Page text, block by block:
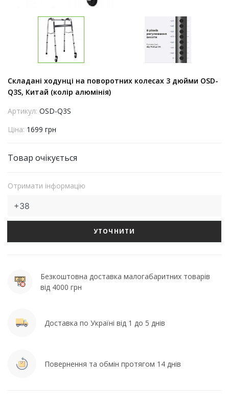
Складані ходунці на поворотних колесах 3 дюйми OSD-
Q3S, Китай (колір алюмінія)
Артикул: OSD-Q3S
Ціна: 1699 грн
Товар очікується
Отримати інформацію
УТОЧНИТИ
Безкоштовна доставка малогабаритних товарів
від 4000 грн
Доставка по Україні від 1 до 5 днів
Повернення та обмін протягом 14 днів